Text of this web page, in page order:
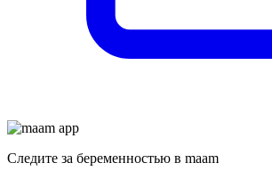
Следите за беременностью в maam